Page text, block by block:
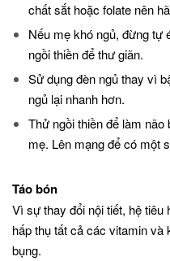
chất sắt hoặc folate nên
Nếu mẹ khó ngủ, đừng tự
ngồi thiền để thư giãn.
Sử dụng đèn ngủ thay vì
ngủ lại nhanh hơn.
Thử ngồi thiền để làm
mẹ. Lên mạng để có một
Táo bón
Vì sự thay đổi nội tiết, hệ
hấp thụ tất cả các vitamin và
bụng.